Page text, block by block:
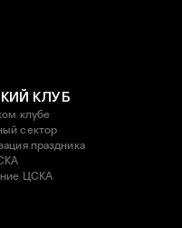
КЛУБ
клубе
сектор
праздника
ЦСКА